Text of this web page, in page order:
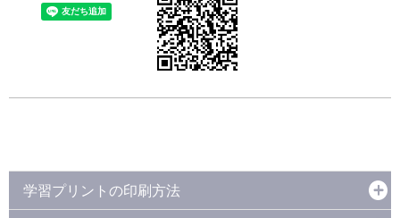
学習プリントの印刷方法